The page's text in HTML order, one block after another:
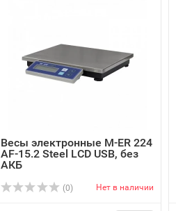
Весы электронные M-ER 224
AF-15.2 Steel LCD USB, без
АКБ
(0) Нет в наличии